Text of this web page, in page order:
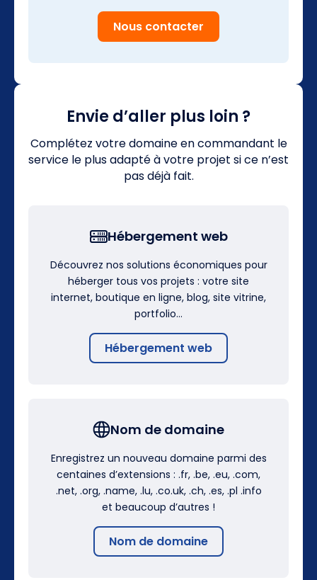
Nous contacter
Envie d’aller plus loin ?
Complétez votre domaine en commandant le
service le plus adapté à votre projet si ce n’est
pas déjà fait.
Hébergement web
Découvrez nos solutions économiques pour
héberger tous vos projets : votre site
internet, boutique en ligne, blog, site vitrine,
portfolio…
Hébergement web
Nom de domaine
Enregistrez un nouveau domaine parmi des
centaines d’extensions : .fr, .be, .eu, .com,
.net, .org, .name, .lu, .co.uk, .ch, .es, .pl .info
et beaucoup d’autres !
Nom de domaine